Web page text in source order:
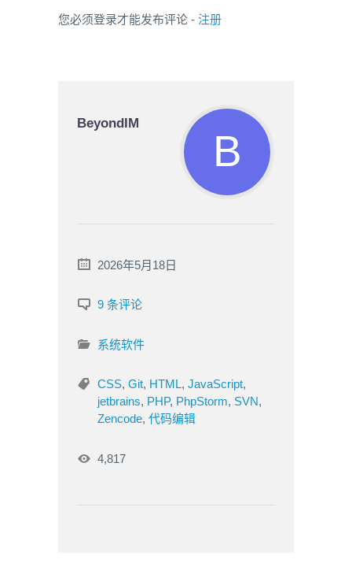
您必须登录才能发布评论 - 注册
BeyondIM
2026年5月18日
9 条评论
系统软件
CSS, Git, HTML, JavaScript,
jetbrains, PHP, PhpStorm, SVN,
Zencode, 代码编辑
4,817